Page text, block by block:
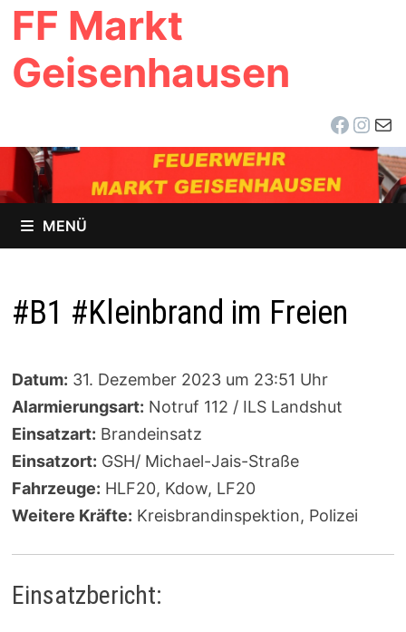
Zum
Inhalt
springen
FF Markt
Geisenhausen
E-
MENÜ
#B1 #Kleinbrand im Freien
Datum: 31. Dezember 2023 um 23:51 Uhr
Alarmierungsart: Notruf 112 / ILS Landshut
Einsatzart: Brandeinsatz
Einsatzort: GSH/ Michael-Jais-Straße
Fahrzeuge: HLF20, Kdow, LF20
Weitere Kräfte: Kreisbrandinspektion, Polizei
Einsatzbericht: